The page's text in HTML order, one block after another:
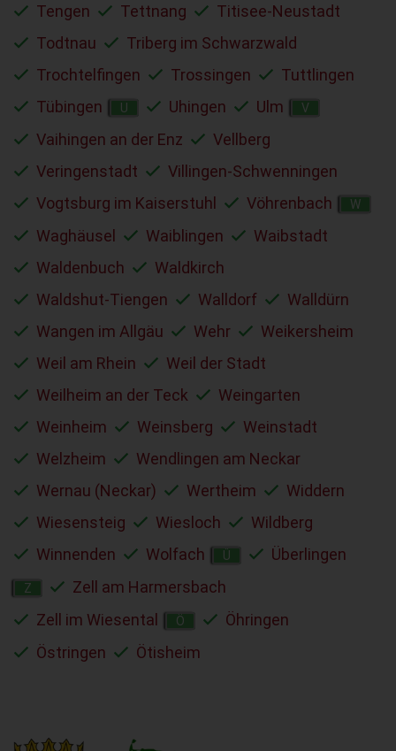
Tengen
Tettnang
Titisee-Neustadt
Todtnau
Triberg im Schwarzwald
Trochtelfingen
Trossingen
Tuttlingen
Tübingen
U Uhingen Ulm V
Vaihingen an der Enz
Vellberg
Veringenstadt
Villingen-Schwenningen
Vogtsburg im Kaiserstuhl
Vöhrenbach W
Waghäusel Waiblingen
Waibstadt
Waldenbuch
Waldkirch
Waldshut-Tiengen
Walldorf
Walldürn
Wangen im Allgäu
Wehr
Weikersheim
Weil am Rhein
Weil der Stadt
Weilheim an der Teck
Weingarten
Weinheim
Weinsberg
Weinstadt
Welzheim
Wendlingen am Neckar
Wernau (Neckar)
Wertheim
Widdern
Wiesensteig
Wiesloch
Wildberg
Winnenden
Wolfach Ü Überlingen
Z
Zell am Harmersbach
Zell im Wiesental
Ö
Öhringen
Östringen
Ötisheim